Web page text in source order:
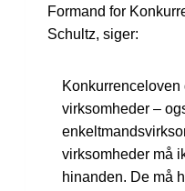
Formand for
Schultz, siger:
virksomheder –
virksomheder må
hinanden. De må